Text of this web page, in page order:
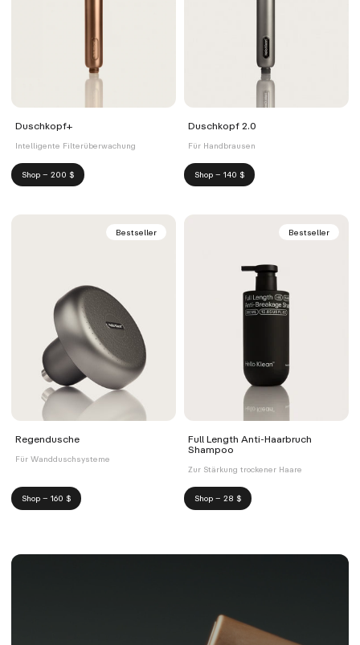
Duschkopf+
Intelligente Filterüberwachung
Shop – 200 $
Duschkopf 2.0
Für Handbrausen
Shop – 140 $
Bestseller
Regendusche
Für Wandduschsysteme
Shop – 160 $
Bestseller
Full Length Anti-Haarbruch
Shampoo
Zur Stärkung trockener Haare
Shop – 28 $